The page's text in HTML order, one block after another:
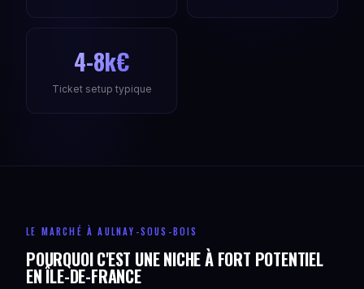
4-8k€
Ticket setup typique
LE MARCHÉ À AULNAY-SOUS-BOIS
POURQUOI C'EST UNE NICHE À FORT POTENTIEL
EN ÎLE-DE-FRANCE